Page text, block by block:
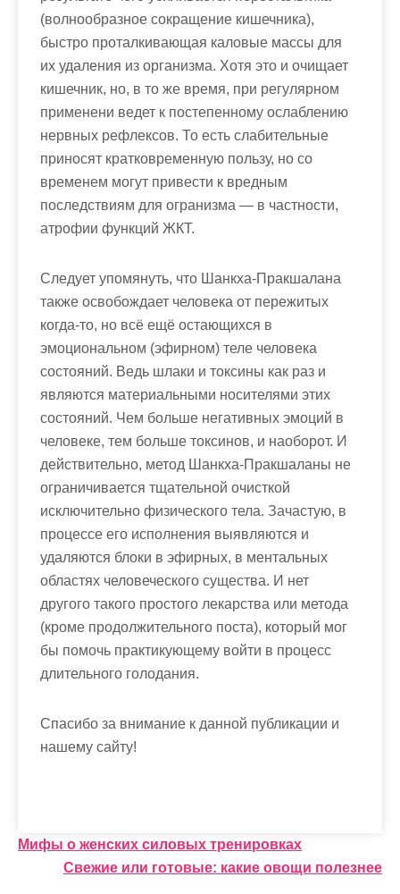
(волнообразное сокращение кишечника),
быстро проталкивающая каловые массы для
их удаления из организма. Хотя это и очищает
кишечник, но, в то же время, при регулярном
применени ведет к постепенному ослаблению
нервных рефлексов. То есть слабительные
приносят кратковременную пользу, но со
временем могут привести к вредным
последствиям для огранизма — в частности,
атрофии функций ЖКТ.
Следует упомянуть, что Шанкха-Пракшалана
также освобождает человека от пережитых
когда-то, но всё ещё остающихся в
эмоциональном (эфирном) теле человека
состояний. Ведь шлаки и токсины как раз и
являются материальными носителями этих
состояний. Чем больше негативных эмоций в
человеке, тем больше токсинов, и наоборот. И
действительно, метод Шанкха-Пракшаланы не
ограничивается тщательной очисткой
исключительно физического тела. Зачастую, в
процессе его исполнения выявляются и
удаляются блоки в эфирных, в ментальных
областях человеческого существа. И нет
другого такого простого лекарства или метода
(кроме продолжительного поста), который мог
бы помочь практикующему войти в процесс
длительного голодания.
Спасибо за внимание к данной публикации и
нашему сайту!
Н
Мифы о женских силовых тренировках
Свежие или готовые: какие овощи полезнее